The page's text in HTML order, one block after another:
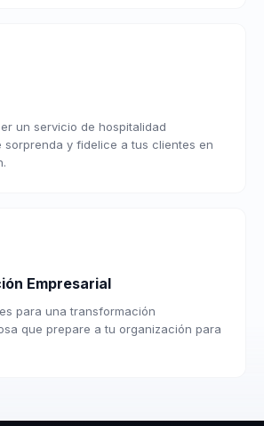
un servicio de hospitalidad
sorprenda y fidelice a tus clientes en
Empresarial
para una transformación
que prepare a tu organización para